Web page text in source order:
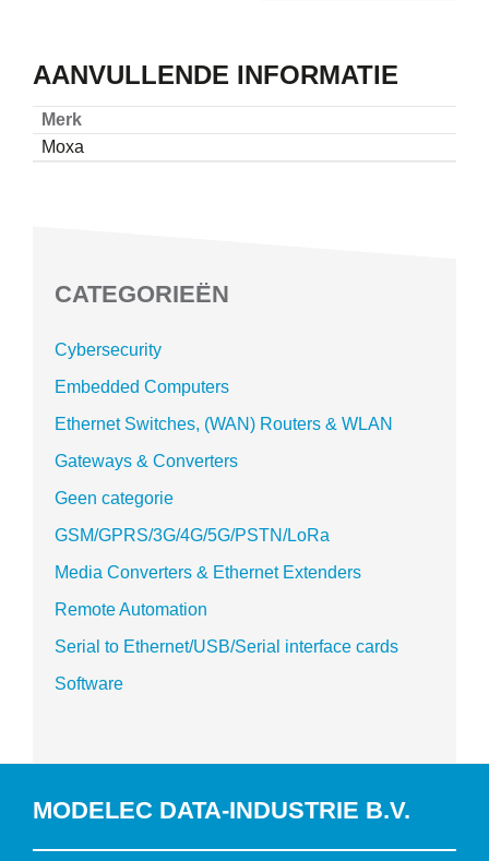
AANVULLENDE INFORMATIE
Merk
Moxa
CATEGORIEËN
Cybersecurity
Embedded Computers
Ethernet Switches, (WAN) Routers & WLAN
Gateways & Converters
Geen categorie
GSM/GPRS/3G/4G/5G/PSTN/LoRa
Media Converters & Ethernet Extenders
Remote Automation
Serial to Ethernet/USB/Serial interface cards
Software
MODELEC DATA-INDUSTRIE B.V.